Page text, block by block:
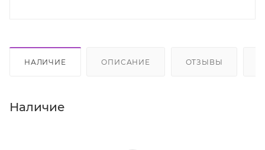
НАЛИЧИЕ ОПИСАНИЕ ОТЗЫВЫ
Наличие